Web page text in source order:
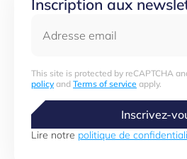
Inscription aux
This site is protected by reCAPTCHA
policyand Terms of service apply.
Inscrivez-
Lire notre politique de